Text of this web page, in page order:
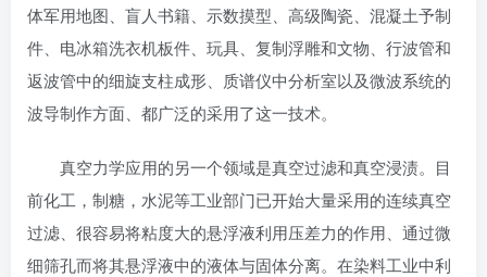
体军用地图、盲人书籍、示数摸型、高级陶瓷、混凝土予制
件、电冰箱洗衣机板件、玩具、复制浮雕和文物、行波管和
返波管中的细旋支柱成形、质谱仪中分析室以及微波系统的
波导制作方面、都广泛的采用了这一技术。
真空力学应用的另一个领域是真空过滤和真空浸渍。目
前化工，制糖，水泥等工业部门已开始大量采用的连续真空
过滤、很容易将粘度大的悬浮液利用压差力的作用、通过微
细筛孔而将其悬浮液中的液体与固体分离。在染料工业中利